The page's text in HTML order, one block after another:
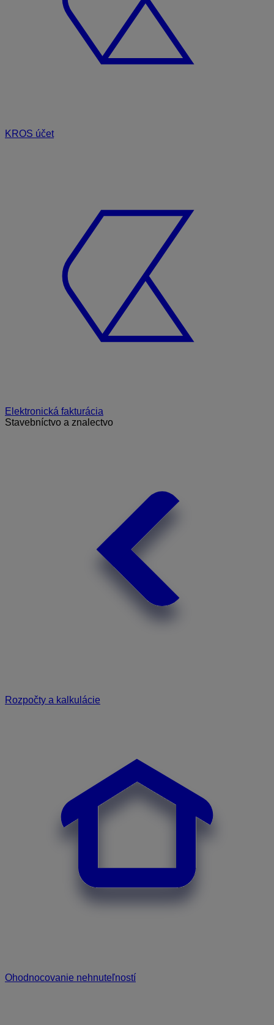
KROS účet
Elektronická fakturácia
Stavebníctvo a znalectvo
Rozpočty a kalkulácie
Ohodnocovanie nehnuteľností